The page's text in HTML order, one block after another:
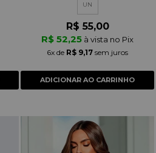
UN
R$ 55,00
R$ 52,25 à vista no Pix
6x de R$ 9,17 sem juros
ADICIONAR AO CARRINHO